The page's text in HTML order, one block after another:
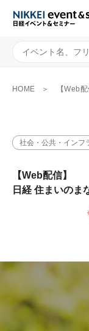
HOME 【Web
社会・公共・インフ
【Web配信】
日経 住まいのま